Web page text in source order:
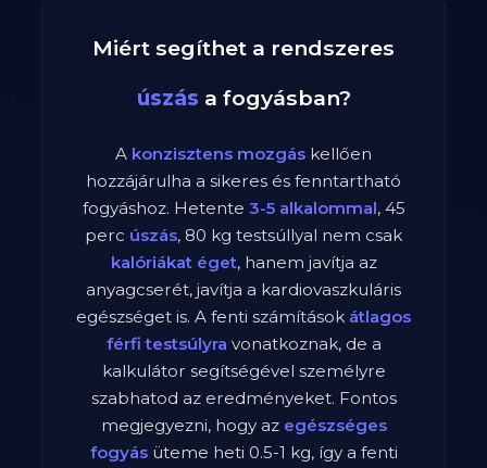
Miért segíthet a rendszeres
úszás a fogyásban?
A konzisztens mozgás kellően
hozzájárulha a sikeres és fenntartható
fogyáshoz. Hetente 3-5 alkalommal, 45
perc úszás, 80 kg testsúllyal nem csak
kalóriákat éget, hanem javítja az
anyagcserét, javítja a kardiovaszkuláris
egészséget is. A fenti számítások átlagos
férfi testsúlyra vonatkoznak, de a
kalkulátor segítségével személyre
szabhatod az eredményeket. Fontos
megjegyezni, hogy az egészséges
fogyásüteme heti 0.5-1 kg, így a fenti